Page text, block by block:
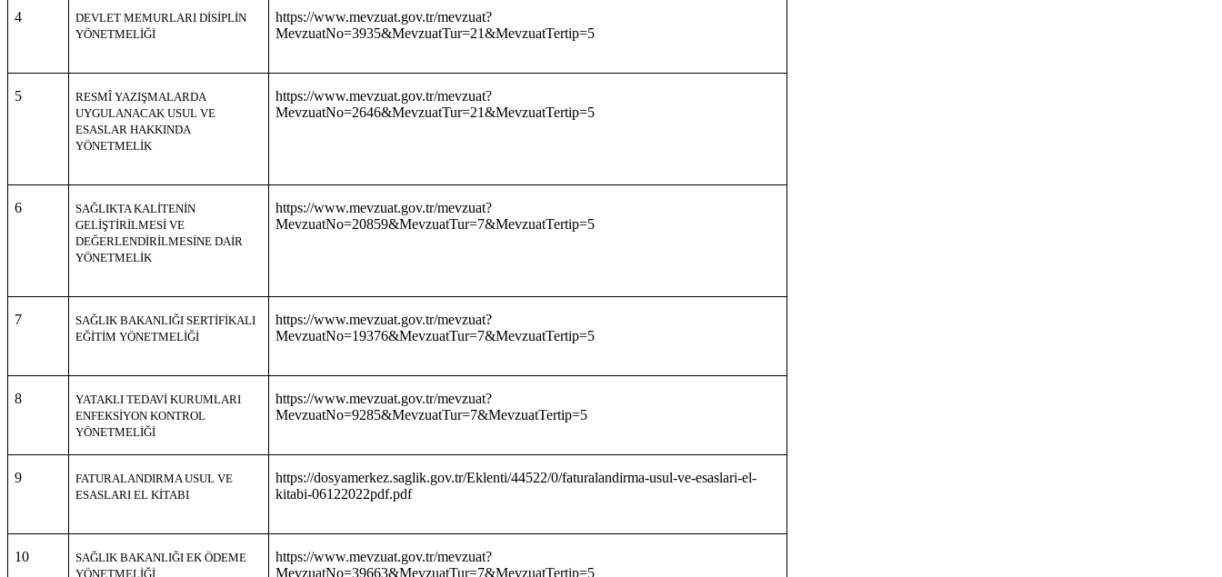
4
DEVLET MEMURLARI DİSİPLİN
YÖNETMELİĞİ
https://www.mevzuat.gov.tr/mevzuat?
MevzuatNo=3935&MevzuatTur=21&MevzuatTertip=5
5
RESMÎ YAZIŞMALARDA
UYGULANACAK USUL VE
ESASLAR HAKKINDA
YÖNETMELİK
https://www.mevzuat.gov.tr/mevzuat?
MevzuatNo=2646&MevzuatTur=21&MevzuatTertip=5
6
SAĞLIKTA KALİTENİN
GELİŞTİRİLMESİ VE
DEĞERLENDİRİLMESİNE DAİR
YÖNETMELİK
https://www.mevzuat.gov.tr/mevzuat?
MevzuatNo=20859&MevzuatTur=7&MevzuatTertip=5
7
SAĞLIK BAKANLIĞI SERTİFİKALI
EĞİTİM YÖNETMELİĞİ
https://www.mevzuat.gov.tr/mevzuat?
MevzuatNo=19376&MevzuatTur=7&MevzuatTertip=5
8
YATAKLI TEDAVİ KURUMLARI
ENFEKSİYON KONTROL
YÖNETMELİĞİ
https://www.mevzuat.gov.tr/mevzuat?
MevzuatNo=9285&MevzuatTur=7&MevzuatTertip=5
9
FATURALANDIRMA USUL VE
ESASLARI EL KİTABI
https://dosyamerkez.saglik.gov.tr/Eklenti/44522/0/faturalandirma-usul-ve-esaslari-el-
kitabi-06122022pdf.pdf
10
SAĞLIK BAKANLIĞI EK ÖDEME
YÖNETMELİĞİ
https://www.mevzuat.gov.tr/mevzuat?
MevzuatNo=39663&MevzuatTur=7&MevzuatTertip=5